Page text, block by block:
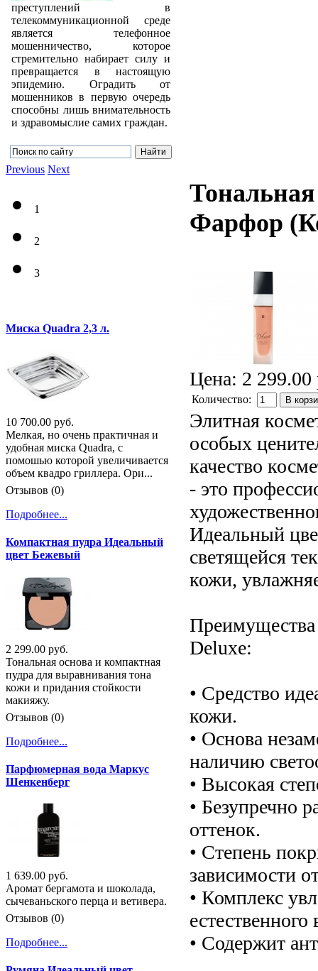
преступлений в
телекоммуникационной среде
является телефонное
мошенничество, которое
стремительно набирает силу и
превращается в настоящую
эпидемию. Оградить от
мошенников в первую очередь
способны лишь внимательность
и здравомыслие самих граждан.
Фарфор
Цена: 2 299.00
Количество: В
Элитная
особых
качество
- это
Идеальный
светящейся
кожи,
Deluxe:
• Средство
кожи.
• Основа
наличию
• Высокая
• Безупречно
оттенок.
• Степень
зависимости
• Комплекс
естественного
• Содержит
Previous Next
1
2
3
Миска Quadra 2,3 л.
10 700.00 руб.
Мелкая, но очень практичная и
удобная миска Quadra, с
помошью которой увеличивается
объем квадро гриллера. Ори...
Отзывов (0)
Подробнее...
Компактная пудра Идеальный
цвет Бежевый
2 299.00 руб.
Тональная основа и компактная
пудра для выравнивания тона
кожи и придания стойкости
макияжу.
Отзывов (0)
Подробнее...
Парфюмерная вода Маркус
Шенкенберг
1 639.00 руб.
Аромат бергамота и шоколада,
сычеваньского перца и ветивера.
Отзывов (0)
Подробнее...